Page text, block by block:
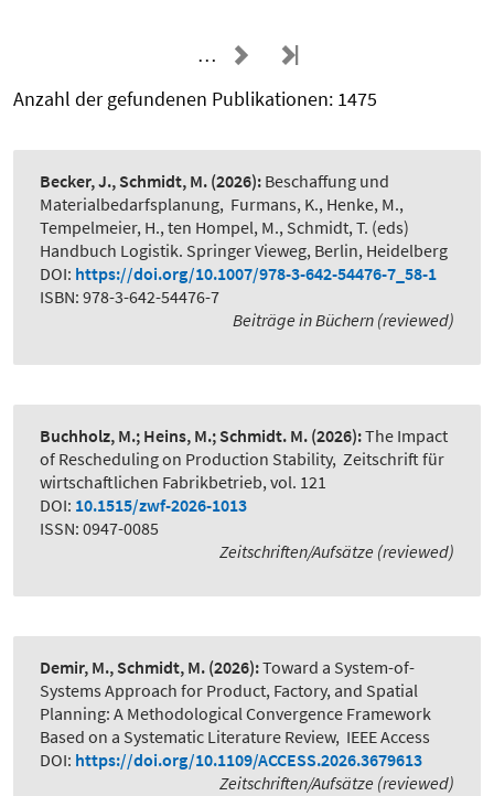
…
Anzahl der gefundenen Publikationen: 1475
Becker, J., Schmidt, M. (2026): Beschaffung und
Materialbedarfsplanung, Furmans, K., Henke, M.,
Tempelmeier, H., ten Hompel, M., Schmidt, T. (eds)
Handbuch Logistik. Springer Vieweg, Berlin, Heidelberg
DOI: https://doi.org/10.1007/978-3-642-54476-7_58-1
ISBN: 978-3-642-54476-7
Beiträge in Büchern (reviewed)
Buchholz, M.; Heins, M.; Schmidt. M. (2026):The Impact
of Rescheduling on Production Stability, Zeitschrift für
wirtschaftlichen Fabrikbetrieb, vol. 121
DOI: 10.1515/zwf-2026-1013
ISSN: 0947-0085
Zeitschriften/Aufsätze (reviewed)
Demir, M., Schmidt, M. (2026):Toward a System-of-
Systems Approach for Product, Factory, and Spatial
Planning: A Methodological Convergence Framework
Based on a Systematic Literature Review, IEEE Access
DOI: https://doi.org/10.1109/ACCESS.2026.3679613
Zeitschriften/Aufsätze (reviewed)